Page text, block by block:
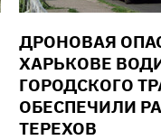
ДРОНОВАЯ
ХАРЬКОВЕ
ГОРОДСКОГО
ОБЕСПЕЧИЛИ
ТЕРЕХОВ